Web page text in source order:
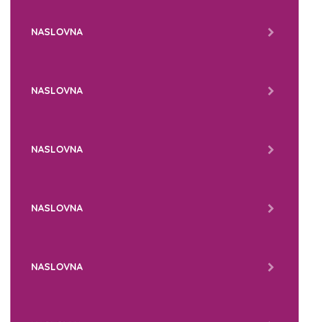
NASLOVNA
NASLOVNA
NASLOVNA
NASLOVNA
NASLOVNA